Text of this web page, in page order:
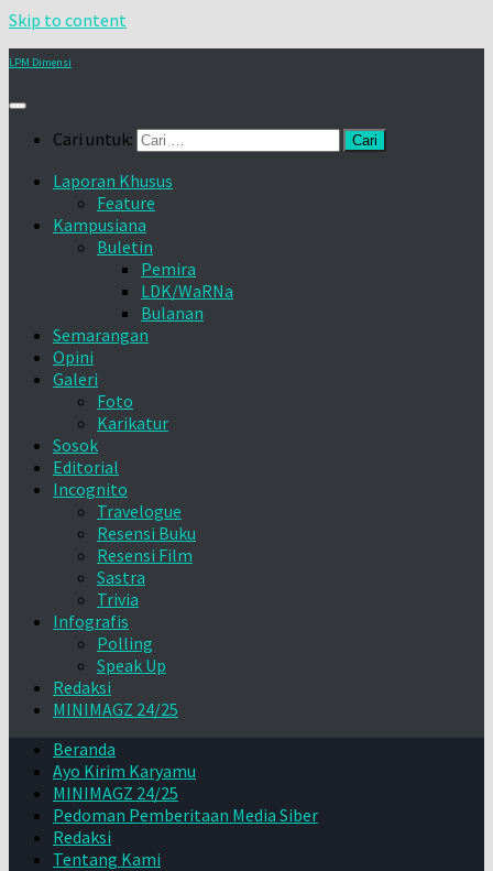
Skip to content
LPM Dimensi
Cari untuk:
Laporan Khusus
Feature
Kampusiana
Buletin
Pemira
LDK/WaRNa
Bulanan
Semarangan
Opini
Galeri
Foto
Karikatur
Sosok
Editorial
Incognito
Travelogue
Resensi Buku
Resensi Film
Sastra
Trivia
Infografis
Polling
Speak Up
Redaksi
MINIMAGZ 24/25
Beranda
Ayo Kirim Karyamu
MINIMAGZ 24/25
Pedoman Pemberitaan Media Siber
Redaksi
Tentang Kami